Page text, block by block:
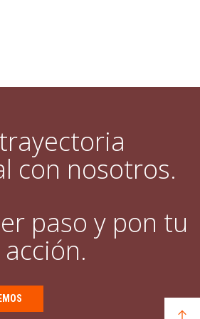
con nosotros.
paso y pon tu